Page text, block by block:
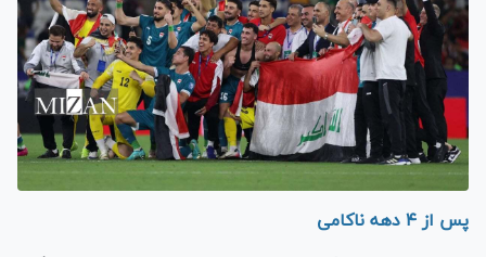
پس از ۴ دهه ناکامی